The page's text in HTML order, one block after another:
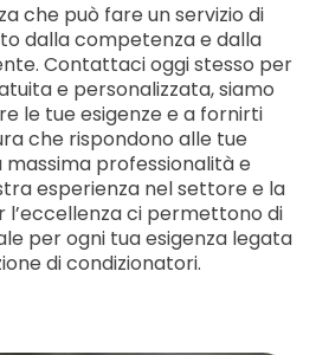
che può fare un servizio di
dalla competenza e dalla
Contattaci oggi stesso per
e personalizzata, siamo
le tue esigenze e a fornirti
che rispondono alle tue
professionalità e
esperienza nel settore e la
l’eccellenza ci permettono di
per ogni tua esigenza legata
di condizionatori.